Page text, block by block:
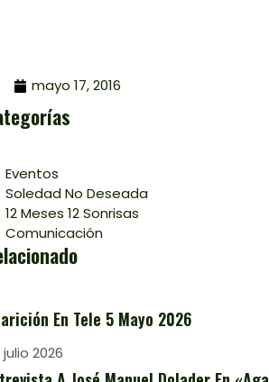
mayo 17, 2016
Eventos
Soledad No Deseada
12 Meses 12 Sonrisas
Comunicación
En Tele 5 Mayo 2026
2026